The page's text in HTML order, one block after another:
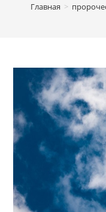
Главная >